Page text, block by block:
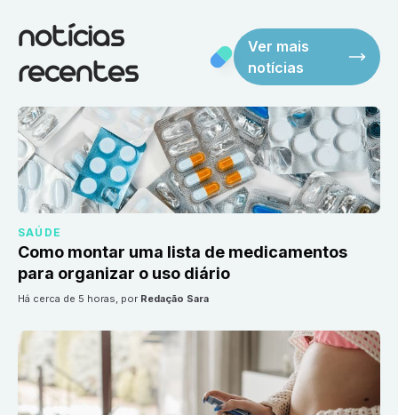
notícias
recentes
Ver mais
notícias
SAÚDE
Como montar uma lista de medicamentos
para organizar o uso diário
há cerca de 5 horas, por Redação Sara